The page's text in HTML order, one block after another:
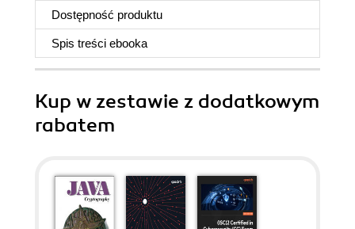
Dostępność produktu
Spis treści ebooka
Kup w zestawie z dodatkowym
rabatem